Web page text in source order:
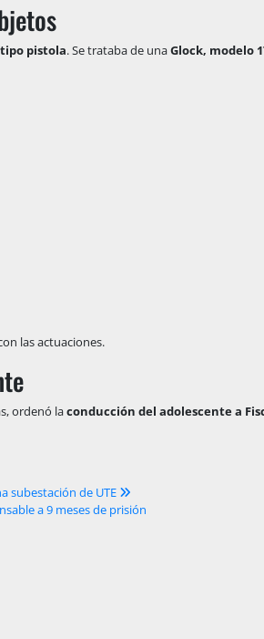
pistola. Se trataba de unaGlock, modelo
las actuaciones.
ordenó laconducción del adolescente a
subestación de UTE
a 9 meses de prisión